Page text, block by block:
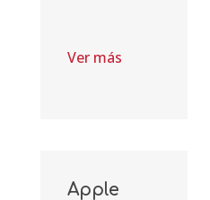
Ver más
Apple